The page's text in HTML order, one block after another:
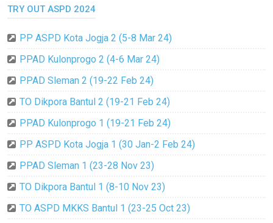
TRY OUT ASPD 2024
PP ASPD Kota Jogja 2 (5-8 Mar 24)
PPAD Kulonprogo 2 (4-6 Mar 24)
PPAD Sleman 2 (19-22 Feb 24)
TO Dikpora Bantul 2 (19-21 Feb 24)
PPAD Kulonprogo 1 (19-21 Feb 24)
PP ASPD Kota Jogja 1 (30 Jan-2 Feb 24)
PPAD Sleman 1 (23-28 Nov 23)
TO Dikpora Bantul 1 (8-10 Nov 23)
TO ASPD MKKS Bantul 1 (23-25 Oct 23)